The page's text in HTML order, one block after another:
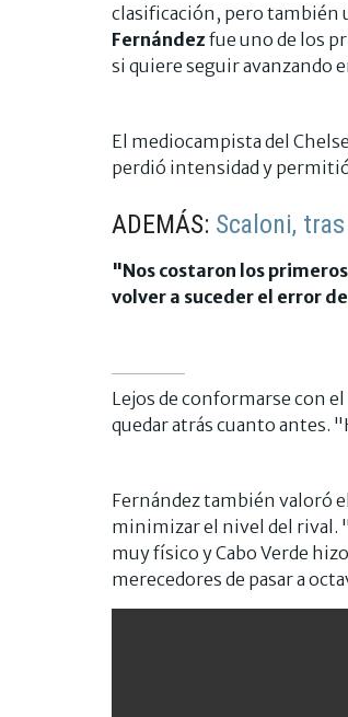
clasificación, pero también
Fernándezfue uno de los
si quiere seguir avanzando
El mediocampista del
perdió intensidad y
ADEMÁS: Scaloni,
"Nos costaron los
volver a suceder el error
Lejos de conformarse con
quedar atrás cuanto antes.
Fernández también valoró
minimizar el nivel del rival.
muy físico y Cabo Verde
merecedores de pasar a